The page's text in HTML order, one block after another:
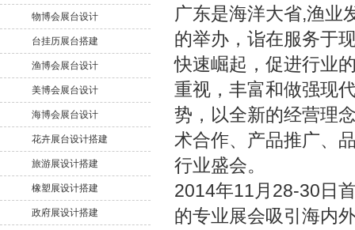
物博会展台设计
台挂历展台搭建
渔博会展台设计
美博会展台设计
海博会展台设计
花卉展台设计搭建
旅游展设计搭建
橡塑展设计搭建
政府展设计搭建
广东是海洋大省,渔业
的举办，诣在服务于
快速崛起，促进行业
重视，丰富和做强现
势，以全新的经营理
术合作、产品推广、
行业盛会。
2014年11月28-30日
的专业展会吸引海内